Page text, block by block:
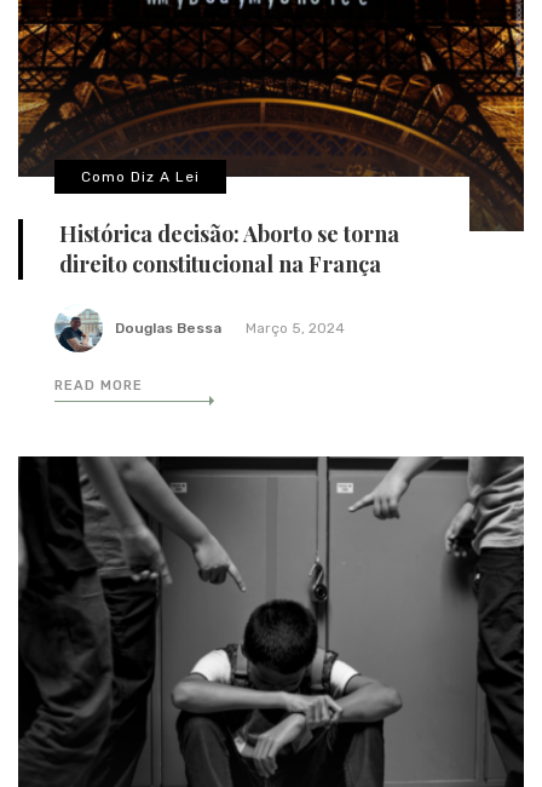
Como Diz A Lei
Histórica decisão: Aborto se torna
direito constitucional na França
Douglas Bessa Março 5, 2024
READ MORE